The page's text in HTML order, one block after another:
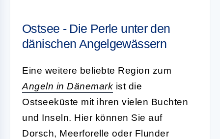
Ostsee - Die Perle unter den
dänischen Angelgewässern
Eine weitere beliebte Region zum
Angeln in Dänemark ist die
Ostseeküste mit ihren vielen Buchten
und Inseln. Hier können Sie auf
Dorsch, Meerforelle oder Flunder